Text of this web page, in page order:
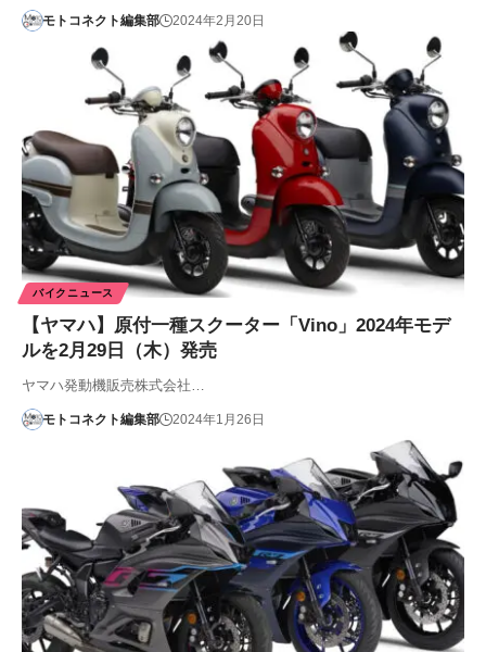
モトコネクト編集部 2024年2月20日
バイクニュース
【ヤマハ】原付一種スクーター「Vino」2024年モデ
ルを2月29日（木）発売
ヤマハ発動機販売株式会社…
モトコネクト編集部 2024年1月26日